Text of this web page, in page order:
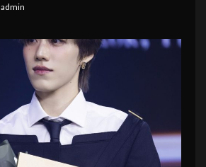
admin